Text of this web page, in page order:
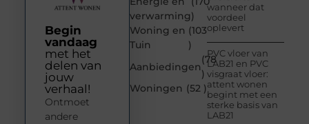
verwarming)
Woning en
Tuin
(103
)
Aanbiedingen
(78
)
Woningen (52 )
wanneer dat
voordeel
oplevert
PVC vloer van
LAB21 en PVC
visgraat vloer:
attent wonen
begint met een
sterke basis van
LAB21
Begin
vandaag
met het
delen van
jouw
verhaal!
Ontmoet
andere